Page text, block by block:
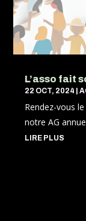
L’asso fait
22 OCT, 2024 |
Rendez-vous
notre AG
LIRE PLUS